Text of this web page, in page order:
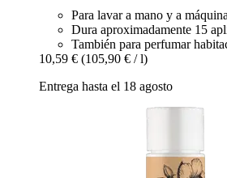
Para lavar a mano y a máquina
Dura aproximadamente 15
También para perfumar
10,59 € (105,90 € / l)
Entrega hasta el 18 agosto